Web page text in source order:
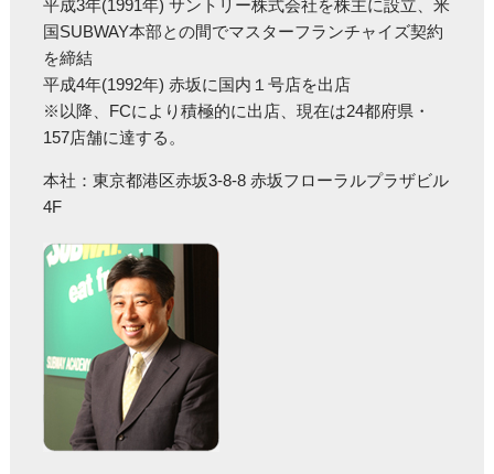
平成3年(1991年) サントリー株式会社を株主に設立、米
国SUBWAY本部との間でマスターフランチャイズ契約
を締結
平成4年(1992年) 赤坂に国内１号店を出店
※以降、FCにより積極的に出店、現在は24都府県・
157店舗に達する。
本社：東京都港区赤坂3-8-8 赤坂フローラルプラザビル
4F